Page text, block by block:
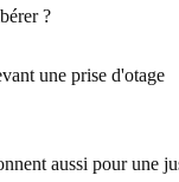
?
une prise d'otage
aussi pour une